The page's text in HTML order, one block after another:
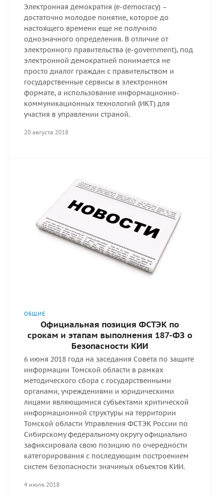
Электронная демократия (е-democracy) –
достаточно молодое понятие, которое до
настоящего времени еще не получило
однозначного определения. В отличие от
электронного правительства (e-government), под
электронной демократией понимается не
просто диалог граждан с правительством и
государственные сервисы в электронном
формате, а использование информационно-
коммуникационных технологий (ИКТ) для
участия в управлении страной.
20 августа 2018
ОБЩИЕ
Официальная позиция ФСТЭК по
срокам и этапам выполнения 187-ФЗ о
Безопасности КИИ
6 июня 2018 года на заседания Совета по защите
информации Томской области в рамках
методического сбора с государственными
органами, учреждениями и юридическими
лицами являющимися субъектами критической
информационной структуры на территории
Томской области Управления ФСТЭК России по
Сибирскому федеральному округу официально
зафиксировала свою позицию по очередности
категорирования с последующим построением
систем безопасности значимых объектов КИИ.
4 июля 2018